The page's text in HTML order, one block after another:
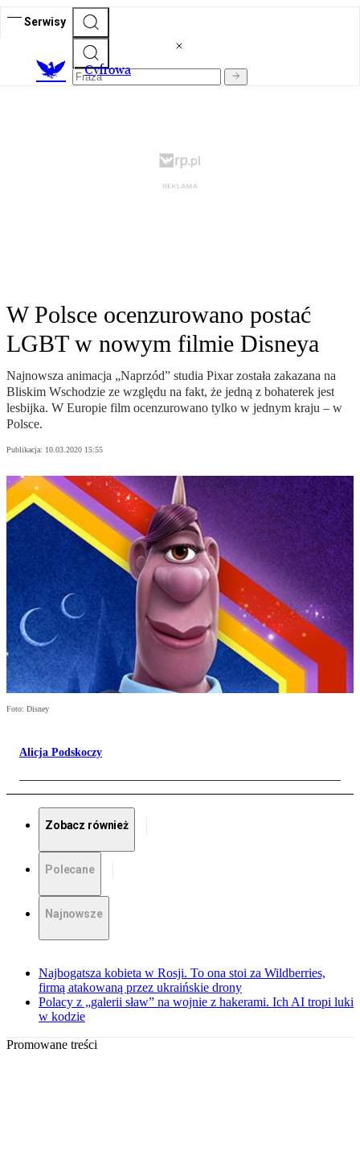
Serwisy
Cyfrowa
W Polsce ocenzurowano postać
LGBT w nowym filmie Disneya
Najnowsza animacja „Naprzód” studia Pixar została zakazana na
Bliskim Wschodzie ze względu na fakt, że jedną z bohaterek jest
lesbijka. W Europie film ocenzurowano tylko w jednym kraju – w
Polsce.
Publikacja: 10.03.2020 15:55
Foto: Disney
Alicja Podskoczy
Zobacz również
Polecane
Najnowsze
Najbogatsza kobieta w Rosji. To ona stoi za Wildberries,
firmą atakowaną przez ukraińskie drony
Polacy z „galerii sław” na wojnie z hakerami. Ich AI tropi luki
w kodzie
Promowane treści